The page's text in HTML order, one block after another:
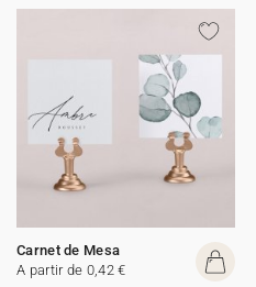
Carnet de Mesa
A partir de 0,42 €